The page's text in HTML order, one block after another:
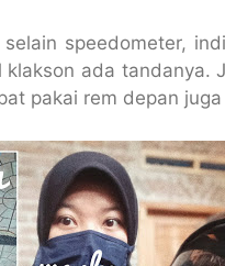
speedometer,
ada tandanya.
pakai rem depan